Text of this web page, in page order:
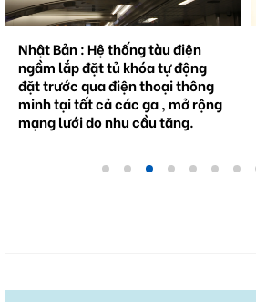
Nhật Bản : Hệ thống tàu điện
ngầm lắp đặt tủ khóa tự động
đặt trước qua điện thoại thông
minh tại tất cả các ga , mở rộng
mạng lưới do nhu cầu tăng.